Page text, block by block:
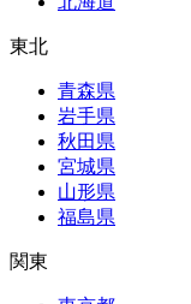
東北
青森県
岩手県
秋田県
宮城県
山形県
福島県
関東